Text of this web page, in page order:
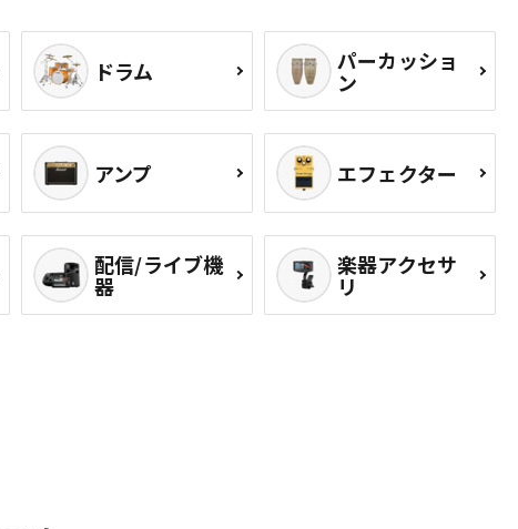
ドラム パーカッショ
ン
アンプ エフェクター
配信/ライブ機
器
楽器アクセサ
リ